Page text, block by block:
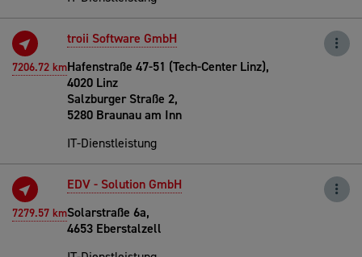
7206.72 km
troii Software GmbH
Hafenstraße 47-51 (Tech-Center Linz),
4020 Linz
Salzburger Straße 2,
5280 Braunau am Inn
IT-Dienstleistung
7279.57 km
EDV - Solution GmbH
Solarstraße 6a,
4653 Eberstalzell